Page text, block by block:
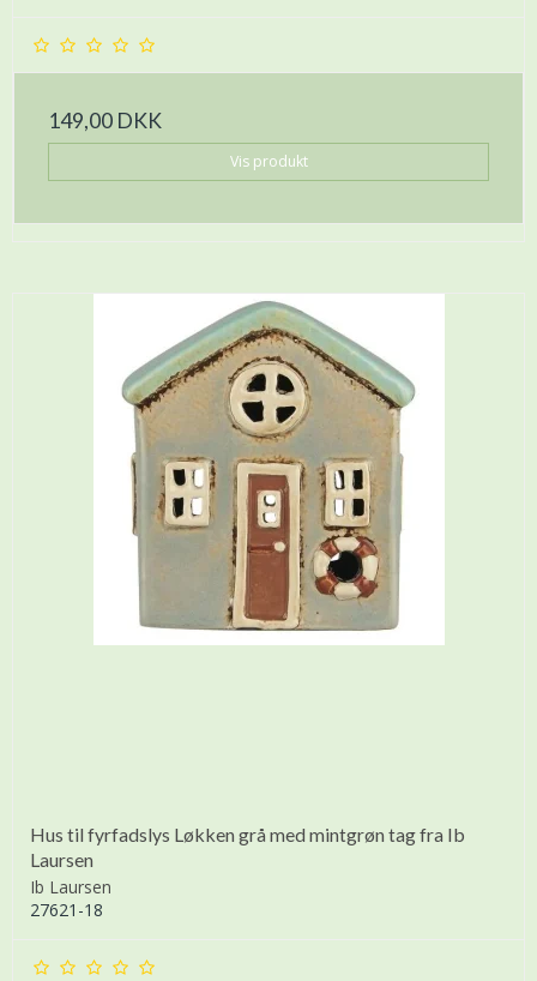
149,00 DKK
Vis produkt
Hus til fyrfadslys Løkken grå med mintgrøn tag fra Ib
Laursen
Ib Laursen
27621-18